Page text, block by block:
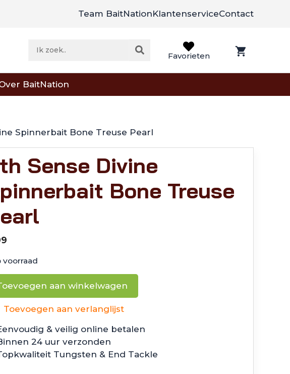
Team BaitNationKlantenserviceContact
Favorieten
BaitNation
Spinnerbait Bone Treuse Pearl
Sense Divine
Bone Treuse
voorraad
aan winkelwagen
Toevoegen aan verlanglijst
& veilig online betalen
24 uur verzonden
Tungsten & End Tackle